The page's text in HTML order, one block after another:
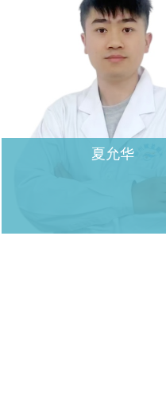
夏允华